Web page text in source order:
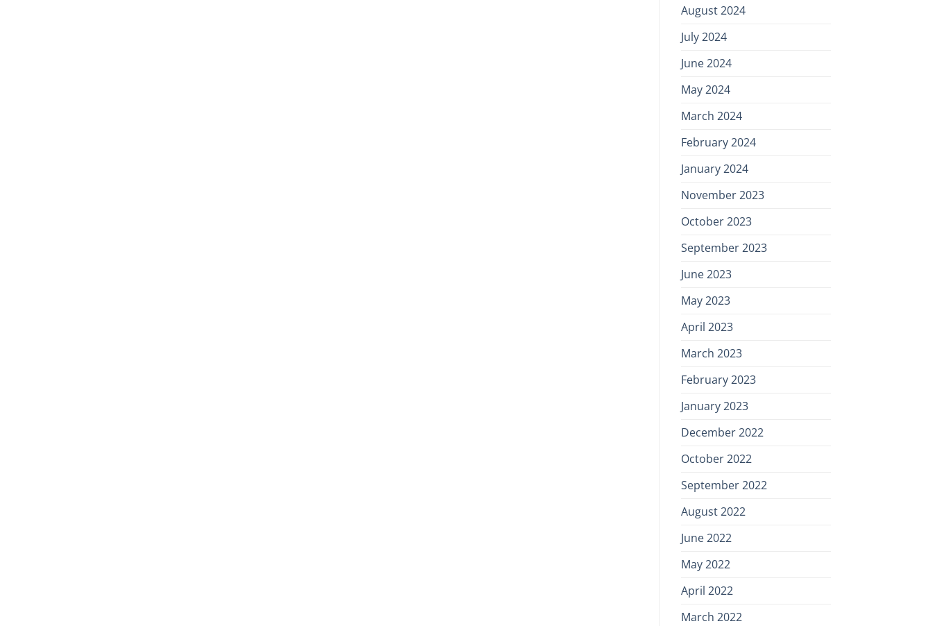
August 2024
July 2024
June 2024
May 2024
March 2024
February 2024
January 2024
November 2023
October 2023
September 2023
June 2023
May 2023
April 2023
March 2023
February 2023
January 2023
December 2022
October 2022
September 2022
August 2022
June 2022
May 2022
April 2022
March 2022